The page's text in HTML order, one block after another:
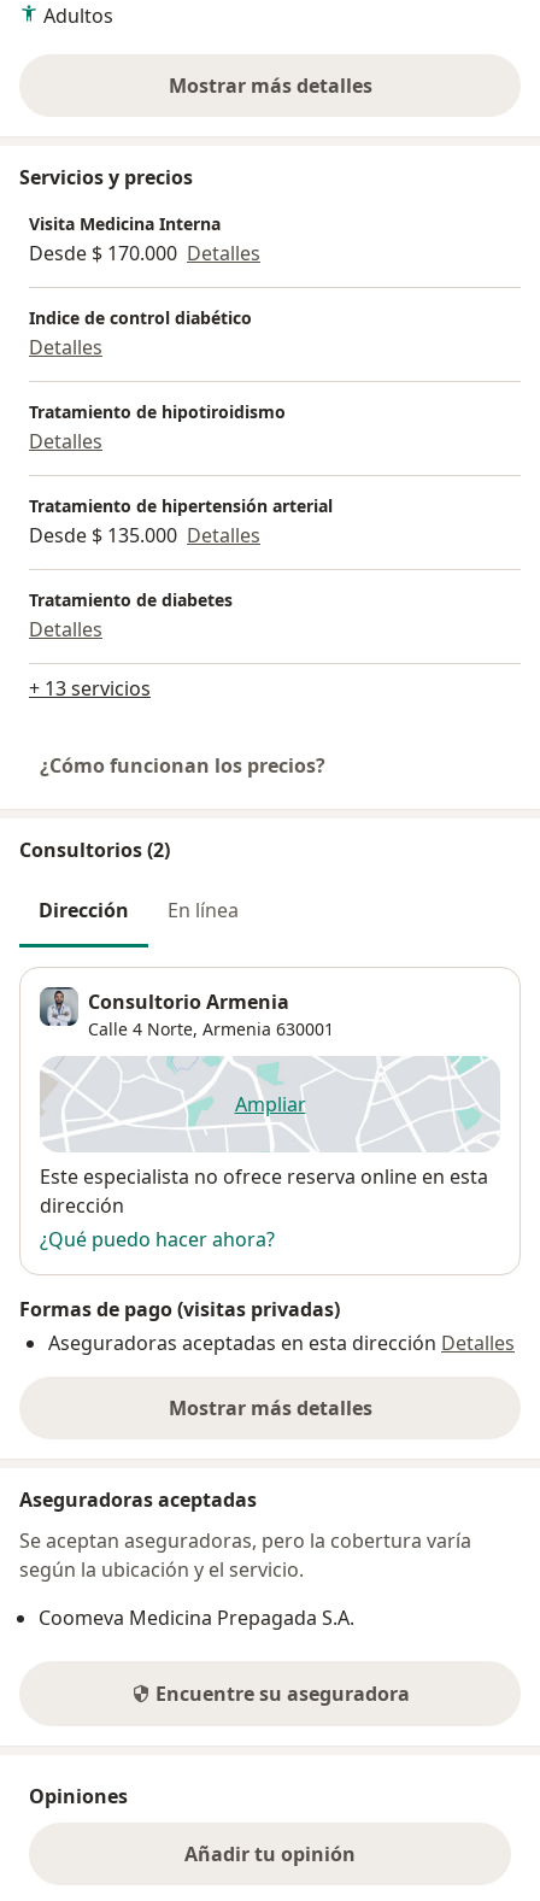
Adultos
Mostrar más detalles
sobre la experiencia
Servicios y precios
Visita Medicina Interna
Desde $ 170.000 Detalles
Indice de control diabético
Detalles
Tratamiento de hipotiroidismo
Detalles
Tratamiento de hipertensión arterial
Desde $ 135.000 Detalles
Tratamiento de diabetes
Detalles
+ 13 servicios
¿Cómo funcionan los precios?
Consultorios (2)
Dirección En línea
Consultorio Armenia
Calle 4 Norte, Armenia 630001
Ampliarse abre en una nueva
Disponibilidad
Este especialista no ofrece reserva online en esta
dirección
¿Qué puedo hacer ahora?
Formas de pago (visitas privadas)
Aseguradoras aceptadas en esta dirección Detalles
Mostrar más detalles
sobre la dirección
Aseguradoras aceptadas
Se aceptan aseguradoras, pero la cobertura varía
según la ubicación y el servicio.
Coomeva Medicina Prepagada S.A.
Encuentre su aseguradora
Opiniones
Añadir tu opinión